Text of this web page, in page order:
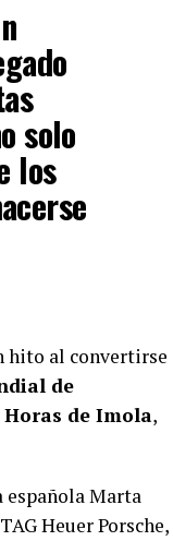
solo
los
hito al convertirse
de
Horas de Imola,
española Marta
Heuer Porsche,